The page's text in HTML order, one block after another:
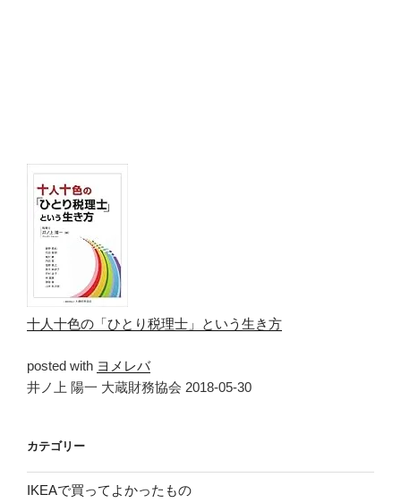
十人十色の「ひとり税理士」という生き方
posted with ヨメレバ
井ノ上 陽一 大蔵財務協会 2018-05-30
カテゴリー
IKEAで買ってよかったもの